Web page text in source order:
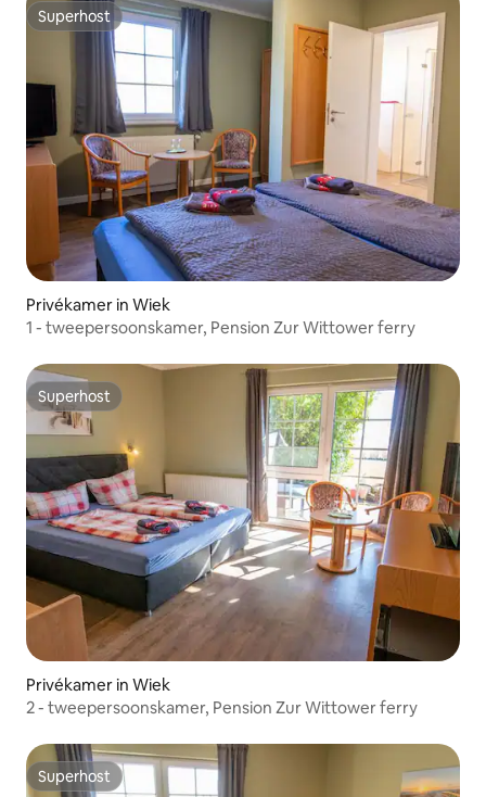
Superhost
Superhost
Privékamer in Wiek
1 - tweepersoonskamer, Pension Zur Wittower ferry
Superhost
Superhost
Privékamer in Wiek
2 - tweepersoonskamer, Pension Zur Wittower ferry
Superhost
Superhost